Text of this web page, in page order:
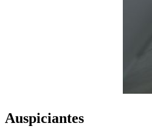
Auspiciantes